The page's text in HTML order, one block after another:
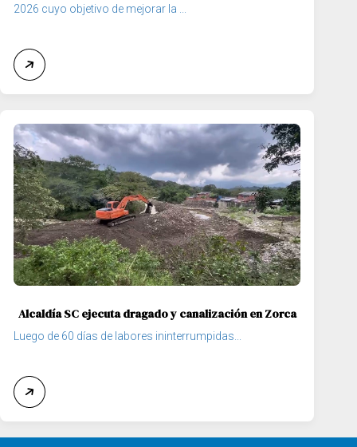
2026 cuyo objetivo de mejorar la ...
Alcaldía SC ejecuta dragado y canalización en Zorca
Luego de 60 días de labores ininterrumpidas...